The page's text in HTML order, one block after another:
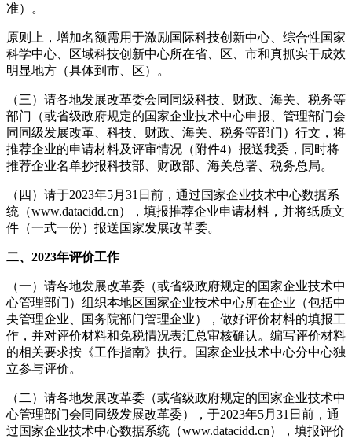
准）。
原则上，增加名额需用于激励国际科技创新中心、综合性国家
科学中心、区域科技创新中心所在省、区、市和真抓实干成效
明显地方（具体到市、区）。
（三）请各地发展改革委会同同级科技、财政、海关、税务等
部门（或省级政府规定的国家企业技术中心申报、管理部门会
同同级发展改革、科技、财政、海关、税务等部门）行文，将
推荐企业的申请材料及评审情况（附件4）报送我委，同时将
推荐企业名单抄报科技部、财政部、海关总署、税务总局。
（四）请于2023年5月31日前，通过国家企业技术中心数据系
统（www.datacidd.cn），填报推荐企业申请材料，并将纸质文
件（一式一份）报送国家发展改革委。
二、2023年评价工作
（一）请各地发展改革委（或省级政府规定的国家企业技术中
心管理部门）组织本地区国家企业技术中心所在企业（包括中
央管理企业、国务院部门管理企业），做好评价材料的填报工
作，并对评价材料和免税情况表汇总审核确认。编写评价材料
的相关要求按《工作指南》执行。国家企业技术中心分中心独
立参与评价。
（二）请各地发展改革委（或省级政府规定的国家企业技术中
心管理部门会同同级发展改革委），于2023年5月31日前，通
过国家企业技术中心数据系统（www.datacidd.cn），填报评价